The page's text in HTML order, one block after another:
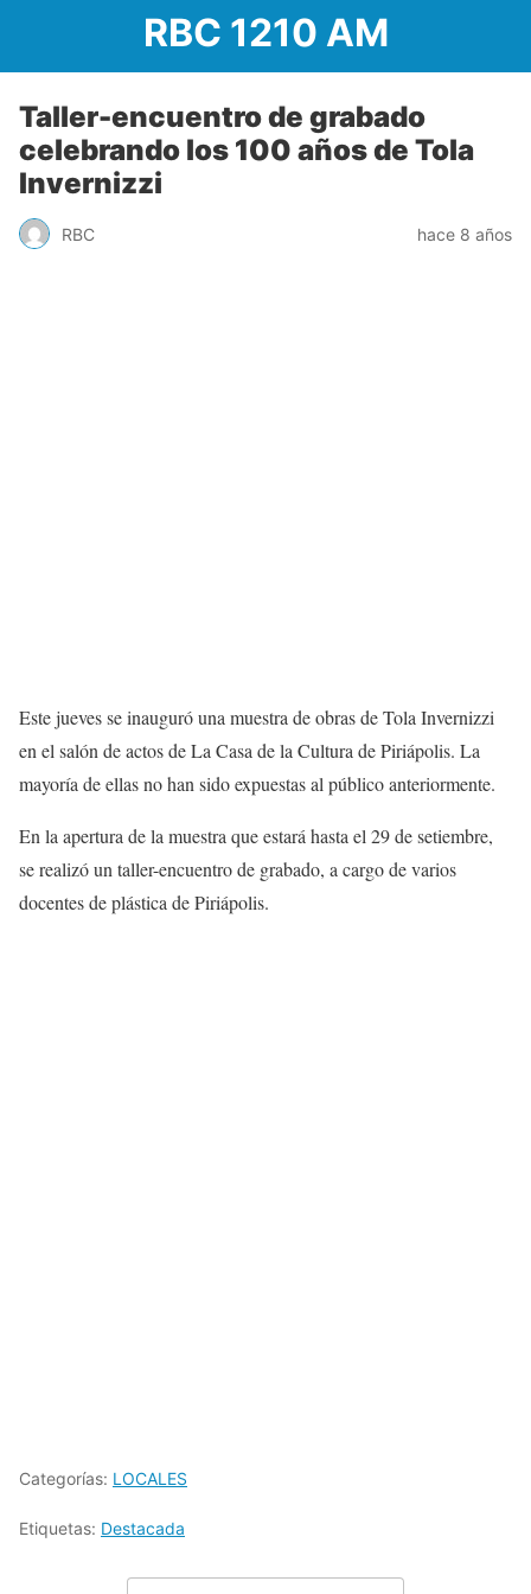
RBC 1210 AM
Taller-encuentro de grabado
celebrando los 100 años de Tola
Invernizzi
RBC hace 8 años
Este jueves se inauguró una muestra de obras de Tola Invernizzi
en el salón de actos de La Casa de la Cultura de Piriápolis. La
mayoría de ellas no han sido expuestas al público anteriormente.
En la apertura de la muestra que estará hasta el 29 de setiembre,
se realizó un taller-encuentro de grabado, a cargo de varios
docentes de plástica de Piriápolis.
Categorías: LOCALES
Etiquetas: Destacada